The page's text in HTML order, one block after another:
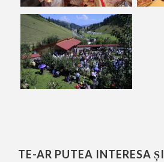
TE-AR PUTEA INTERESA ȘI